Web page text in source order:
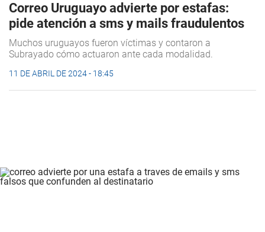
Correo Uruguayo advierte por estafas:
pide atención a sms y mails fraudulentos
Muchos uruguayos fueron víctimas y contaron a
Subrayado cómo actuaron ante cada modalidad.
11 DE ABRIL DE 2024 - 18:45